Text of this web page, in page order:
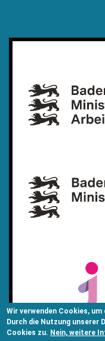
Wir verwenden Cookies,
Durch die Nutzung unserer
Cookies zu. Nein, weitere